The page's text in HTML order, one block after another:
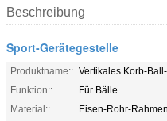
Beschreibung
Sport-Gerätegestelle
Produktname:: Vertikales Korb-
Funktion::
Für Bälle
Material::
Eisen-Rohr-Rahmen